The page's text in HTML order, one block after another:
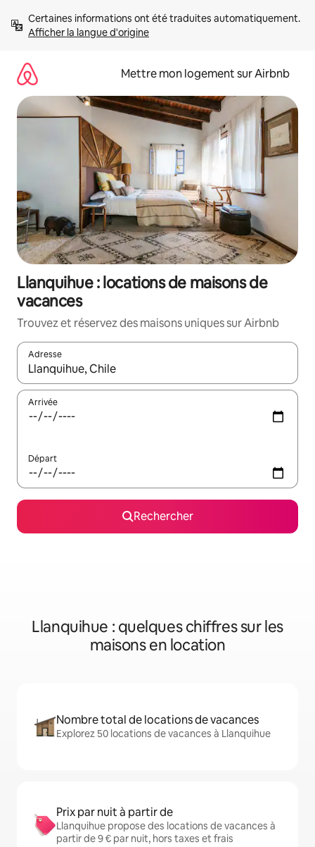
directement
Afficher la langue d'origine
Mettre mon logement sur Airbnb
Llanquihue : locations de maisons de
vacances
Trouvez et réservez des maisons uniques sur Airbnb
Adresse
Lorsque les résultats s'affichent, utilisez les flèches vers le
Arrivée
Départ
Rechercher
Llanquihue : quelques chiffres sur les
maisons en location
Nombre total de locations de vacances
Explorez 50 locations de vacances à Llanquihue
Prix par nuit à partir de
Llanquihue propose des locations de vacances à
partir de 9 € par nuit, hors taxes et frais